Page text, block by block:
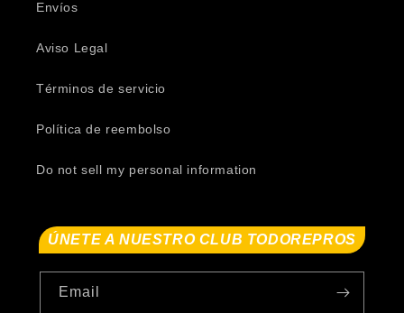
Envíos
Aviso Legal
Términos de servicio
Política de reembolso
Do not sell my personal information
ÚNETE A NUESTRO CLUB TODOREPROS
Email